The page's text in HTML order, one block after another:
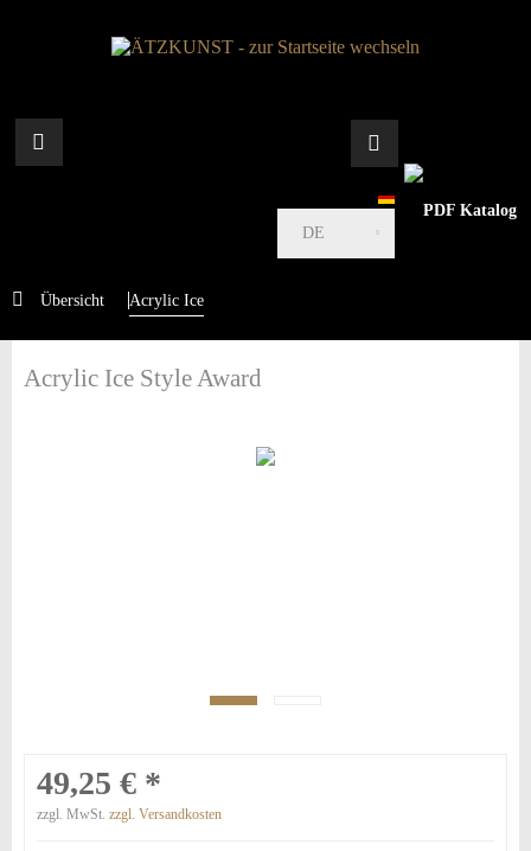
Übersicht Acrylic Ice
Acrylic Ice Style Award
49,25 € *
zzgl. MwSt. zzgl. Versandkosten